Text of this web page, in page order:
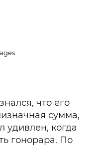
что его
сумма,
удивлен, когда
гонорара. По